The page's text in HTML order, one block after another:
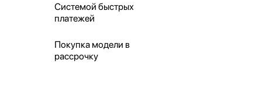
Системой быстрых
платежей
Покупка модели в
рассрочку